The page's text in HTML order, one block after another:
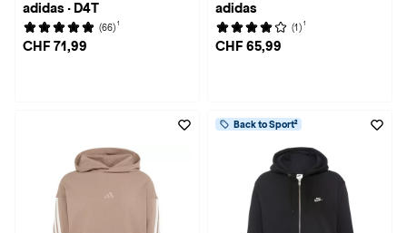
adidas · D4T
(66) 1
CHF 71,99
adidas
(1) 1
CHF 65,99
Back to Sport²